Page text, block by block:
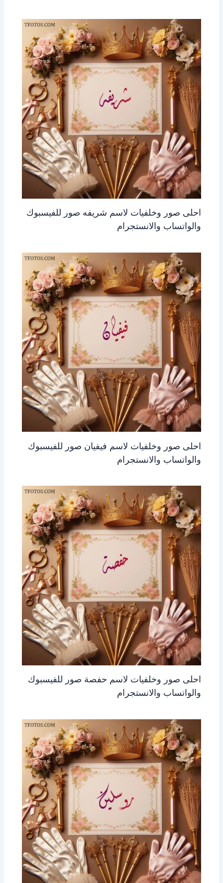
احلى صور وخلفيات لاسم شريفه صور للفيسبوك
والواتساب والانستجرام
احلى صور وخلفيات لاسم فيفيان صور للفيسبوك
والواتساب والانستجرام
احلى صور وخلفيات لاسم حفصة صور للفيسبوك
والواتساب والانستجرام